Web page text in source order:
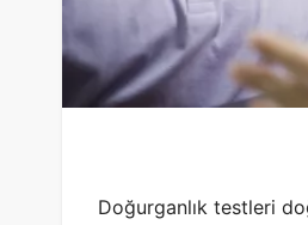
Doğurganlık testleri